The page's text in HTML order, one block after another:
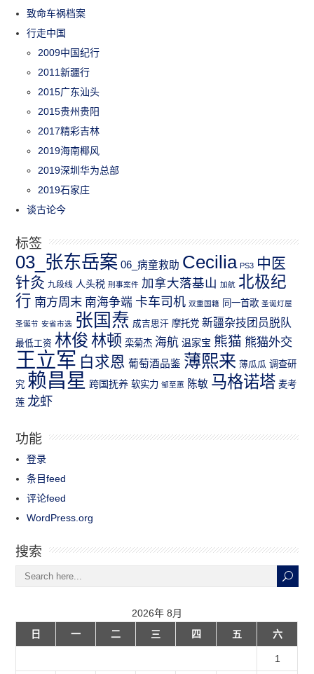
致命车祸档案
行走中国
2009中国纪行
2011新疆行
2015广东汕头
2015贵州贵阳
2017精彩吉林
2019海南椰风
2019深圳华为总部
2019石家庄
谈古论今
标签
03_张东岳案 06_病童救助 Cecilia PS3 中医
针灸 九段线 人头税 刑事案件 加拿大落基山 加航 北极纪
行 南方周末 南海争端 卡车司机 双重国籍 同一首歌 圣诞灯屋
圣诞节 安省市选 张国焘 成吉思汗 摩托党 新疆杂技团员脱队
最低工资 林俊 林顿 栾菊杰 海航 温家宝 熊猫 熊猫外交
王立军 白求恩 葡萄酒品鉴 薄熙来 薄瓜瓜 调查研
究 赖昌星 跨国抚养 软实力 邹至蕙 陈敏 马格诺塔 麦考
莲 龙虾
功能
登录
条目feed
评论feed
WordPress.org
搜索
2026年 8月
日
一 二 三 四 五 六
1